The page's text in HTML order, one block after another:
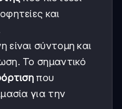
και
είναι σύντομη και
Το σημαντικό
που
για την